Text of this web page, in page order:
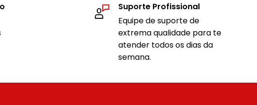
Suporte Profissional
Equipe de suporte de
extrema qualidade para te
atender todos os dias da
semana.